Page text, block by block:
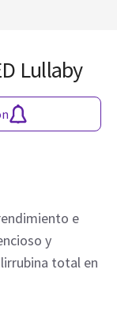
Lullaby
e
y
total en